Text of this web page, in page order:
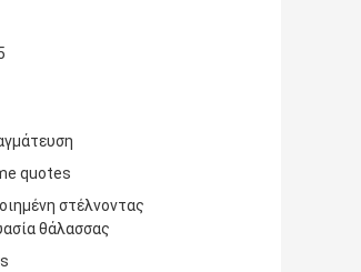
quotes
στέλνοντας
θάλασσας